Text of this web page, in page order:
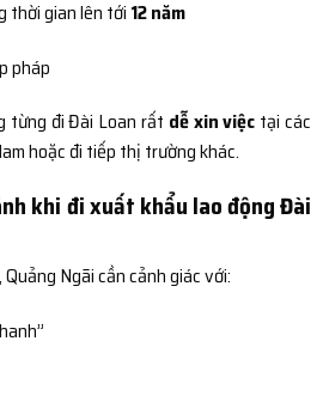
thời gian lên tới 12 năm
pháp
từng đi Đài Loan rất dễ xin việc tại các
hoặc đi tiếp thị trường khác.
khi đi xuất khẩu lao động Đài
Ngãi cần cảnh giác với: